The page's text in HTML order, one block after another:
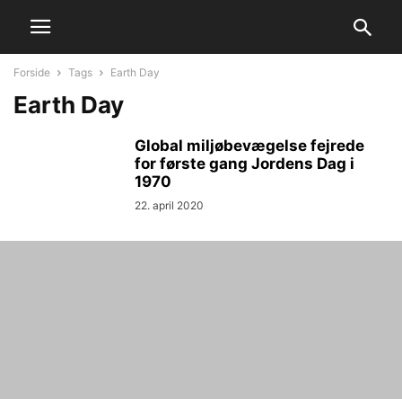
Forside Tags Earth Day
Earth Day
Global miljøbevægelse fejrede
for første gang Jordens Dag i
1970
22. april 2020